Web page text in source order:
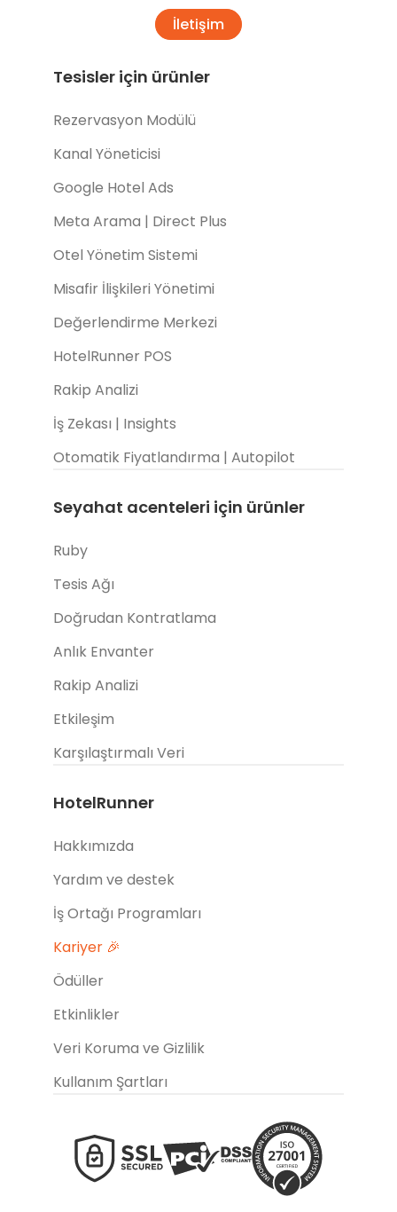
İletişim
Tesisler için ürünler
Rezervasyon Modülü
Kanal Yöneticisi
Google Hotel Ads
Meta Arama | Direct Plus
Otel Yönetim Sistemi
Misafir İlişkileri Yönetimi
Değerlendirme Merkezi
HotelRunner POS
Rakip Analizi
İş Zekası | Insights
Otomatik Fiyatlandırma | Autopilot
Seyahat acenteleri için ürünler
Ruby
Tesis Ağı
Doğrudan Kontratlama
Anlık Envanter
Rakip Analizi
Etkileşim
Karşılaştırmalı Veri
HotelRunner
Hakkımızda
Yardım ve destek
İş Ortağı Programları
Kariyer 🎉
Ödüller
Etkinlikler
Veri Koruma ve Gizlilik
Kullanım Şartları